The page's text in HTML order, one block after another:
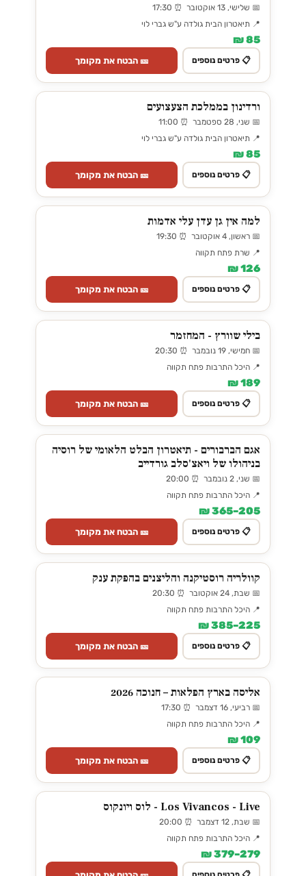
📅 שלישי, 13 אוקטובר ⏰ 17:30
📍 תיאטרון הבית גולדה ע"ש גברי לוי
85 ₪
📋 פרטים נוספים 🎫 הבטח את מקומך
ורדינון בממלכת הצעצועים
📅 שני, 28 ספטמבר ⏰ 11:00
📍 תיאטרון הבית גולדה ע"ש גברי לוי
85 ₪
📋 פרטים נוספים 🎫 הבטח את מקומך
למה אין גן עדן עלי אדמות
📅 ראשון, 4 אוקטובר ⏰ 19:30
📍 שרת פתח תקווה
126 ₪
📋 פרטים נוספים 🎫 הבטח את מקומך
בילי שוורץ - המחזמר
📅 חמישי, 19 נובמבר ⏰ 20:30
📍 היכל התרבות פתח תקווה
189 ₪
📋 פרטים נוספים 🎫 הבטח את מקומך
אגם הברבורים - תיאטרון הבלט הלאומי של רוסיה
בניהולו של ויאצ'סלב גורדייב
📅 שני, 2 נובמבר ⏰ 20:00
📍 היכל התרבות פתח תקווה
205–365 ₪
📋 פרטים נוספים 🎫 הבטח את מקומך
קוולריה רוסטיקנה והליצנים בהפקת ענק
📅 שבת, 24 אוקטובר ⏰ 20:30
📍 היכל התרבות פתח תקווה
225–385 ₪
📋 פרטים נוספים 🎫 הבטח את מקומך
אליסה בארץ הפלאות – חנוכה 2026
📅 רביעי, 16 דצמבר ⏰ 17:30
📍 היכל התרבות פתח תקווה
109 ₪
📋 פרטים נוספים 🎫 הבטח את מקומך
Los Vivancos - Live - לוס ויונקוס
📅 שבת, 12 דצמבר ⏰ 20:00
📍 היכל התרבות פתח תקווה
279–379 ₪